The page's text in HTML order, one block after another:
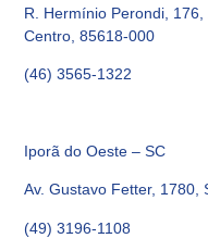
R. Hermínio Perondi, 176,
Centro, 85618-000
(46) 3565-1322
Iporã do Oeste – SC
Av. Gustavo Fetter, 1780,
(49) 3196-1108